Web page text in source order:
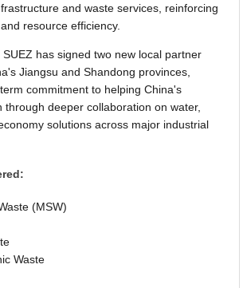
and waste services, reinforcing
resource efficiency.
has signed two new local partner
Jiangsu and Shandong provinces,
commitment to helping China's
through deeper collaboration on water,
solutions across major industrial
(MSW)
Waste